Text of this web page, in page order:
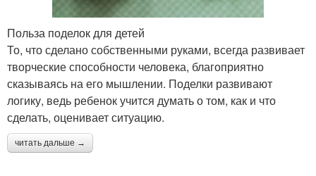
Польза поделок для детей
То, что сделано собственными руками, всегда развивает
творческие способности человека, благоприятно
сказываясь на его мышлении. Поделки развивают
логику, ведь ребенок учится думать о том, как и что
сделать, оценивает ситуацию.
читать дальше →